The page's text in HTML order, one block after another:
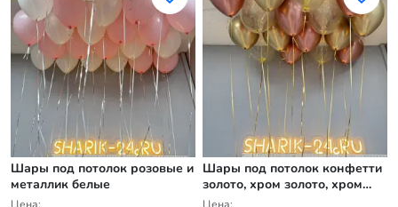
Шары под потолок розовые и
металлик белые
Шары под потолок конфетти
золото, хром золото, хром
розовое золото